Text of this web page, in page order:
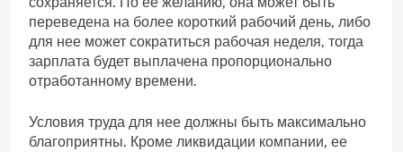
переведена на более короткий рабочий день, либо
для нее может сократиться рабочая неделя, тогда
зарплата будет выплачена пропорционально
отработанному времени.
Условия труда для нее должны быть максимально
благоприятны. Кроме ликвидации компании, ее